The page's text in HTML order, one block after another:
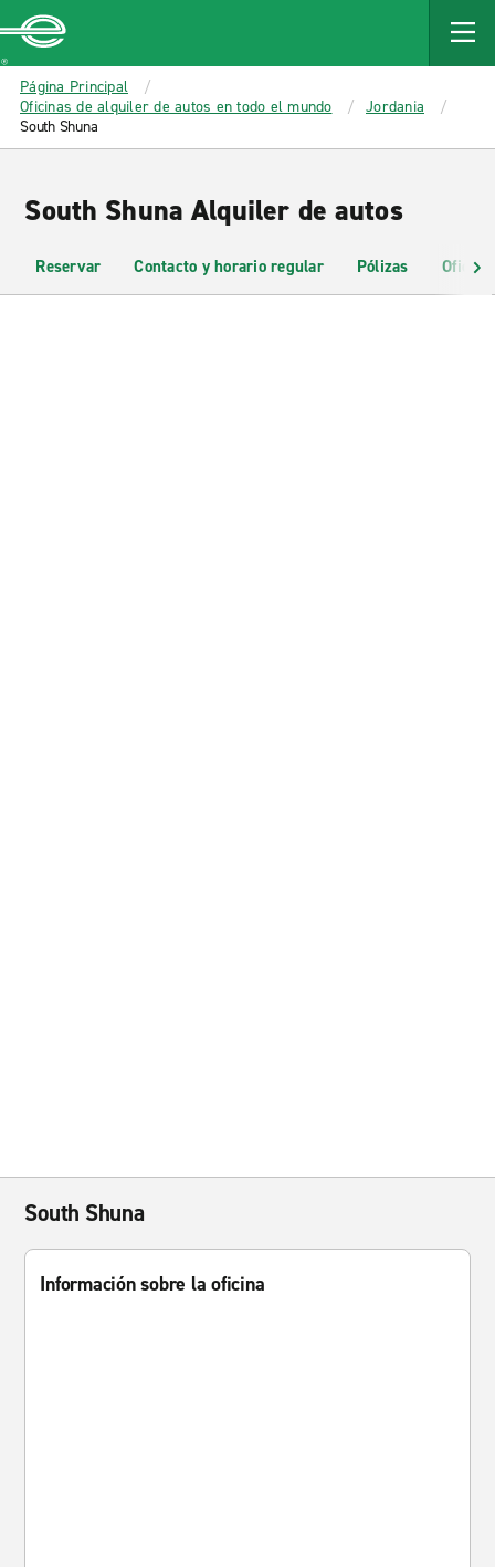
MAIN
CONTENT
Enterprise
Página Principal
Oficinas de alquiler de autos en todo el mundo
Jordania
South Shuna
South Shuna Alquiler de autos
Reservar Contacto y horario regular Pólizas
South Shuna
Información sobre la oficina